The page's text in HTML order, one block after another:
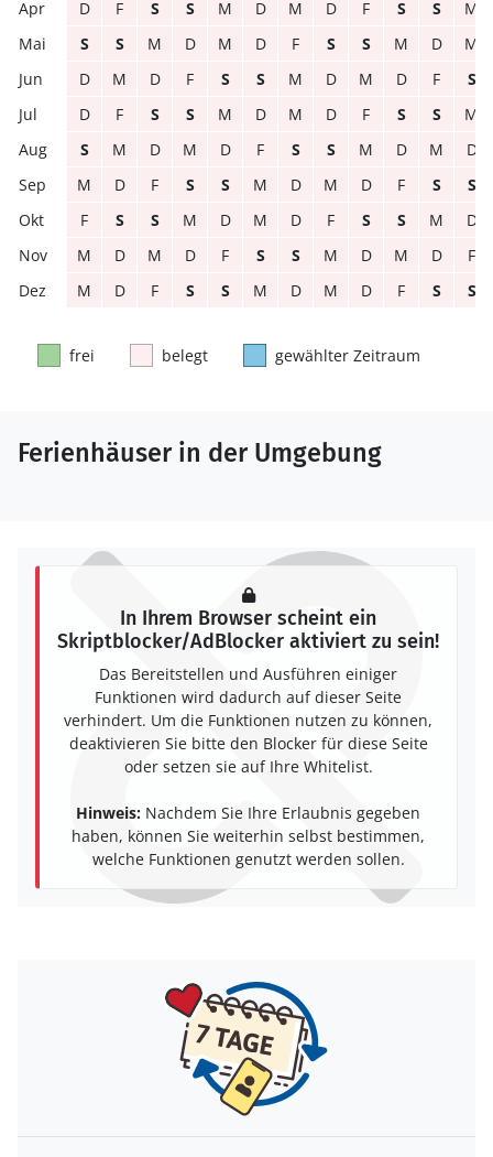
D F S S M D M D F S S
M
S
S M D M D F S S M D
M
D
M D F S S M D M D F
S
D
F S S M D M D F S S
M
S
M D M D F S S M D M
D
M
D F S S M D M D F S
S
F
S S M D M D F S S M
D
M
D M D F S S M D M D
F
M
D F S S M D M D F S S
frei belegt gewählter Zeitraum
Ferienhäuser in der Umgebung
In Ihrem Browser scheint ein
Skriptblocker/AdBlocker aktiviert zu sein!
Das Bereitstellen und Ausführen einiger
Funktionen wird dadurch auf dieser Seite
verhindert. Um die Funktionen nutzen zu können,
deaktivieren Sie bitte den Blocker für diese Seite
oder setzen sie auf Ihre Whitelist.
Hinweis: Nachdem Sie Ihre Erlaubnis gegeben
haben, können Sie weiterhin selbst bestimmen,
welche Funktionen genutzt werden sollen.